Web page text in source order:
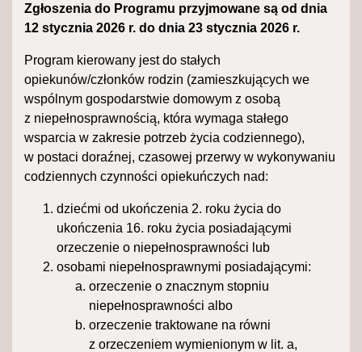
Zgłoszenia do Programu przyjmowane są od dnia
12 stycznia 2026 r. do dnia 23 stycznia 2026 r.
Program kierowany jest do stałych
opiekunów/członków rodzin (zamieszkujących we
wspólnym gospodarstwie domowym z osobą
z niepełnosprawnością, która wymaga stałego
wsparcia w zakresie potrzeb życia codziennego),
w postaci doraźnej, czasowej przerwy w wykonywaniu
codziennych czynności opiekuńczych nad:
dziećmi od ukończenia 2. roku życia do
ukończenia 16. roku życia posiadającymi
orzeczenie o niepełnosprawności lub
osobami niepełnosprawnymi posiadającymi:
orzeczenie o znacznym stopniu
niepełnosprawności albo
orzeczenie traktowane na równi
z orzeczeniem wymienionym w lit. a,